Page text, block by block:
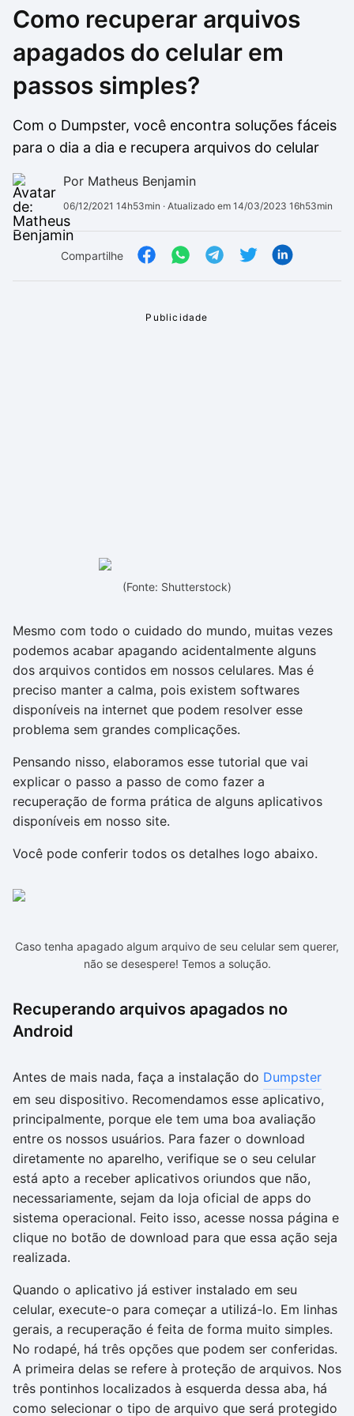
Drivers
Ver mais
Outros
Ver mais
Como recuperar arquivos
apagados do celular em
passos simples?
Com o Dumpster, você encontra soluções fáceis
para o dia a dia e recupera arquivos do celular
Por Matheus Benjamin
06/12/2021 14h53min · Atualizado em 14/03/2023 16h53min
Compartilhe
(Fonte: Shutterstock)
Mesmo com todo o cuidado do mundo, muitas vezes
podemos acabar apagando acidentalmente alguns
dos arquivos contidos em nossos celulares. Mas é
preciso manter a calma, pois existem softwares
disponíveis na internet que podem resolver esse
problema sem grandes complicações.
Pensando nisso, elaboramos esse tutorial que vai
explicar o passo a passo de como fazer a
recuperação de forma prática de alguns aplicativos
disponíveis em nosso site.
Você pode conferir todos os detalhes logo abaixo.
Caso tenha apagado algum arquivo de seu celular sem querer,
não se desespere! Temos a solução.
Recuperando arquivos apagados no
Android
Antes de mais nada, faça a instalação do Dumpster
em seu dispositivo. Recomendamos esse aplicativo,
principalmente, porque ele tem uma boa avaliação
entre os nossos usuários. Para fazer o download
diretamente no aparelho, verifique se o seu celular
está apto a receber aplicativos oriundos que não,
necessariamente, sejam da loja oficial de apps do
sistema operacional. Feito isso, acesse nossa página e
clique no botão de download para que essa ação seja
realizada.
Quando o aplicativo já estiver instalado em seu
celular, execute-o para começar a utilizá-lo. Em linhas
gerais, a recuperação é feita de forma muito simples.
No rodapé, há três opções que podem ser conferidas.
A primeira delas se refere à proteção de arquivos. Nos
três pontinhos localizados à esquerda dessa aba, há
como selecionar o tipo de arquivo que será protegido